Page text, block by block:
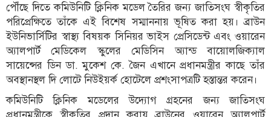
পৌঁছে দিতে কমিউনিটি ক্লিনিক মডেল তৈরির জন্য জাতিসংঘ স্বীকৃতির
পরিপ্রেক্ষিতে তাঁকে এই বিশেষ সম্মাননায় ভূষিত করা হয়। ব্রাউন
ইউনিভার্সিটির স্বাস্থ্য বিষয়ক সিনিয়র ভাইস প্রেসিডেন্ট এবং ওয়ারেন
অ্যালপার্ট মেডিকেল স্কুলের মেডিসিন অ্যান্ড বায়োলজিক্যাল
সায়েন্সের ডিন ডা. মুকেশ কে. জৈন এখানে প্রধানমন্ত্রীর কাছে তাঁর
অবস্থানস্থল দি লোটে নিউইয়র্ক হোটেলে প্রশংসাপত্রটি হস্তান্তর করেন।
কমিউনিটি ক্লিনিক মডেলের উদ্যোগ গ্রহনের জন্য জাতিসংঘ